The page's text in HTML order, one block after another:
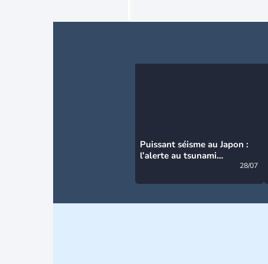
Puissant séisme au Japon :
l’alerte au tsunami
28/07